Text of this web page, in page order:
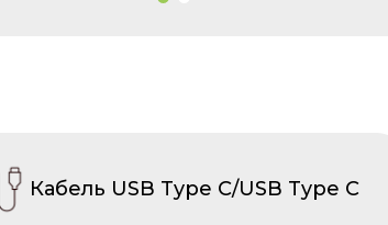
Кабель USB Type C/USB Type C